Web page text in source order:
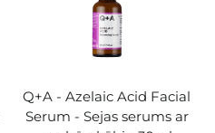
Q+A - Azelaic Acid Facial
Serum - Sejas serums ar